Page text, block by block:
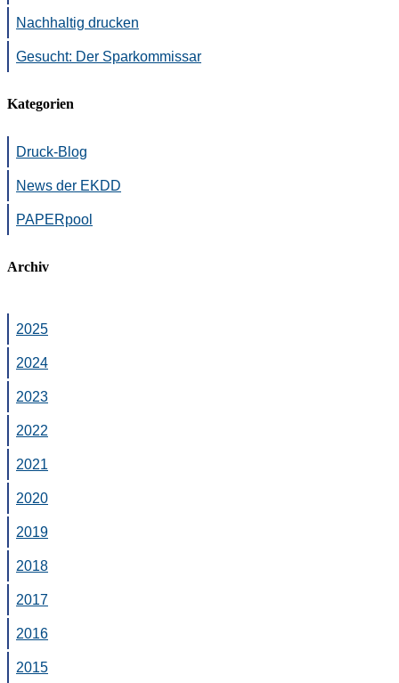
Nachhaltig drucken
Gesucht: Der Sparkommissar
Kategorien
Druck-Blog
News der EKDD
PAPERpool
Archiv
2025
2024
2023
2022
2021
2020
2019
2018
2017
2016
2015